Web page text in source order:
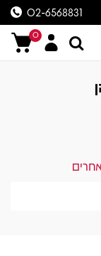
02-6568831
0